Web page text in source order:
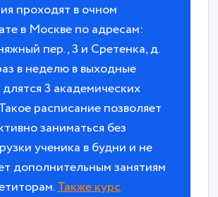
проходят в очном
в Москве по адресам:
пер., 3 и Сретенка, д.
в неделю в выходные
3 академических
расписание позволяет
заниматься без
ученика в будни и не
дополнительным занятиям
Также курс